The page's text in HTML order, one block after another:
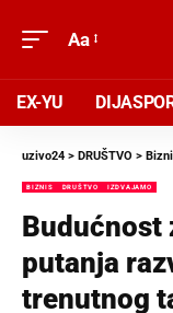
Aa
EX-YU
uzivo24 > DRUŠTVO >
BIZNIS DRUŠTVO IZDVAJAMO
Budućnost
putanja
trenutnog